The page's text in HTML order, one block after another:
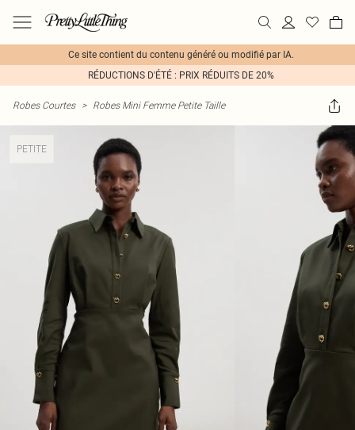
Ce site contient du contenu généré ou modifié par IA.
RÉDUCTIONS D'ÉTÉ : PRIX RÉDUITS DE 20%
Robes Courtes > Robes Mini Femme Petite Taille
PETITE